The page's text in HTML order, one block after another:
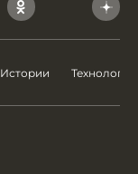
Истории Технологии